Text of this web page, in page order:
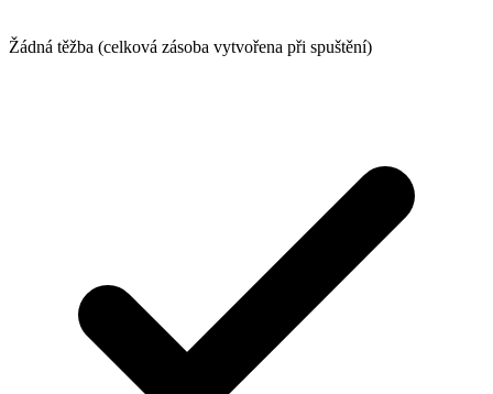
Žádná těžba (celková zásoba vytvořena při spuštění)